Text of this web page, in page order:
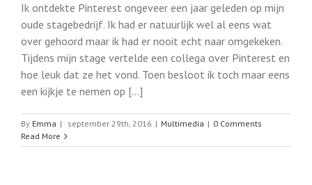
Ik ontdekte Pinterest ongeveer een jaar geleden op mijn
oude stagebedrijf. Ik had er natuurlijk wel al eens wat
over gehoord maar ik had er nooit echt naar omgekeken.
Tijdens mijn stage vertelde een collega over Pinterest en
hoe leuk dat ze het vond. Toen besloot ik toch maar eens
een kijkje te nemen op [...]
By Emma | september 29th, 2016 | Multimedia | 0 Comments
Read More